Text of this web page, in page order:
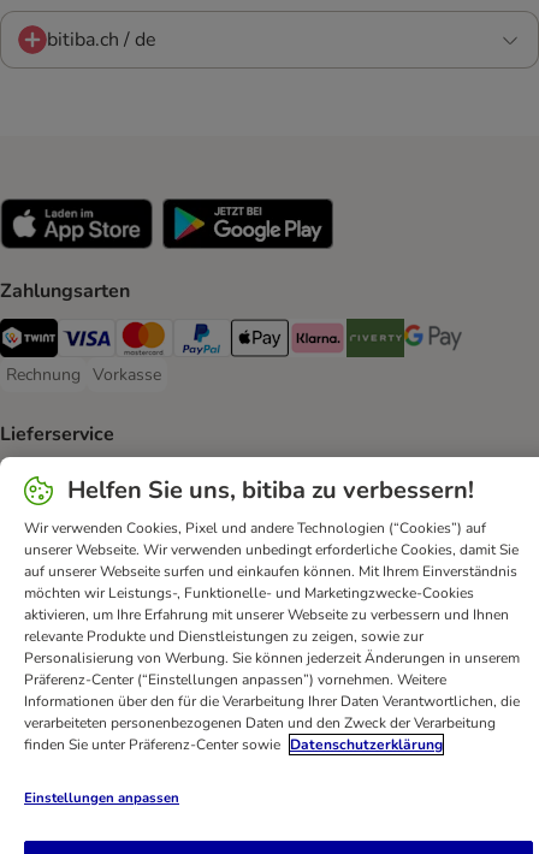
bitiba.ch / de
Zahlungsarten
TWINT Payment Method
Visa Payment Method
MasterCard Payment Method
PayPal Payment Method
Apple Pay Payment Method
Klarna Payment Method
Riverty Payment Method
Google Pay
Rechnung
Rechnung Payment Method
Vorkasse
Vorkasse Payment Method
Lieferservice
Sicherheit
Security
Kontakt AGB DSA Datenschutz
Opt-out
Impressum
Versandkosten und Lieferzeit
Zahlungsarten
Erklärung zur Barrierefreiheit
bitiba GmbH2026
Helfen Sie uns, bitiba zu verbessern!
Wir verwenden Cookies, Pixel und andere Technologien (“Cookies”) auf
unserer Webseite. Wir verwenden unbedingt erforderliche Cookies, damit Sie
auf unserer Webseite surfen und einkaufen können. Mit Ihrem Einverständnis
möchten wir Leistungs-, Funktionelle- und Marketingzwecke-Cookies
aktivieren, um Ihre Erfahrung mit unserer Webseite zu verbessern und Ihnen
relevante Produkte und Dienstleistungen zu zeigen, sowie zur
Personalisierung von Werbung. Sie können jederzeit Änderungen in unserem
Präferenz-Center (“Einstellungen anpassen”) vornehmen. Weitere
Informationen über den für die Verarbeitung Ihrer Daten Verantwortlichen, die
verarbeiteten personenbezogenen Daten und den Zweck der Verarbeitung
finden Sie unter Präferenz-Center sowie Datenschutzerklärung
Einstellungen anpassen